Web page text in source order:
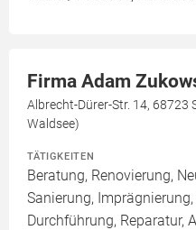
Firma Adam
Albrecht-Dürer-Str. 14, 68723
Waldsee)
TÄTIGKEITEN
Beratung, Renovierung,
Sanierung,
Durchführung, Reparatur,